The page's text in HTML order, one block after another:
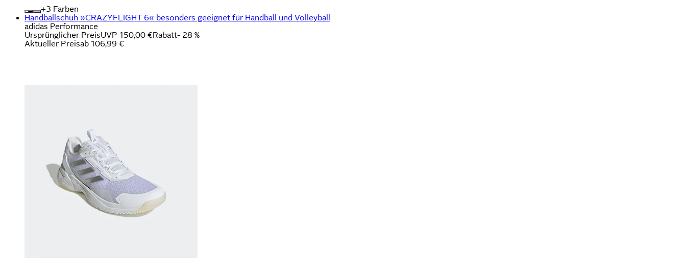
+
Farben
Handballschuh »CRAZYFLIGHT 6« besonders geeignet für Handball und Volleyball
adidas Performance
Ursprünglicher PreisUVP 150,00 €Rabatt- 28 %
Aktueller Preisab 106,99 €